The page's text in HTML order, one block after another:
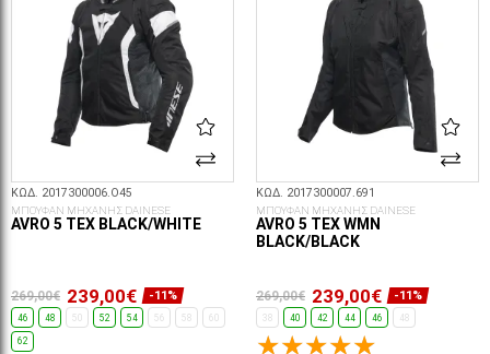
ΚΩΔ. 2017300006.O45
ΜΠΟΥΦΑΝ ΜΗΧΑΝΗΣ DAINESE
AVRO 5 TEX BLACK/WHITE
269,00€ 239,00€ -11%
46 48 50 52 54 56 58 60
62
ΚΩΔ. 2017300007.691
ΜΠΟΥΦΑΝ ΜΗΧΑΝΗΣ DAINESE
AVRO 5 TEX WMN
BLACK/BLACK
269,00€ 239,00€ -11%
38 40 42 44 46 48